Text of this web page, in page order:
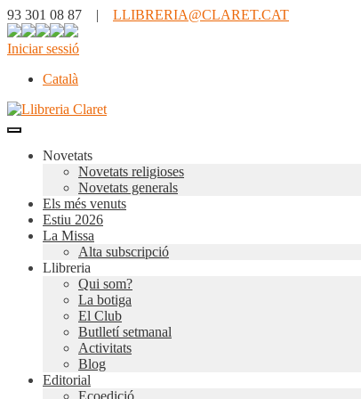
93 301 08 87 | LLIBRERIA@CLARET.CAT
Iniciar sessió
Català
Novetats
Novetats religioses
Novetats generals
Els més venuts
Estiu 2026
La Missa
Alta subscripció
Llibreria
Qui som?
La botiga
El Club
Butlletí setmanal
Activitats
Blog
Editorial
Ecoedició